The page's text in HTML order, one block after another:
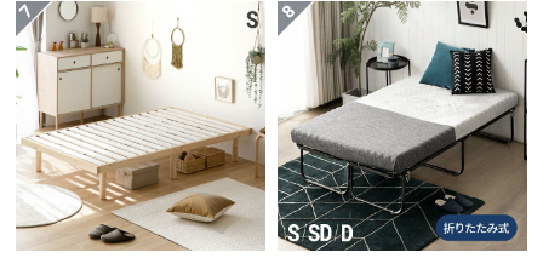
い
て
客
ポ